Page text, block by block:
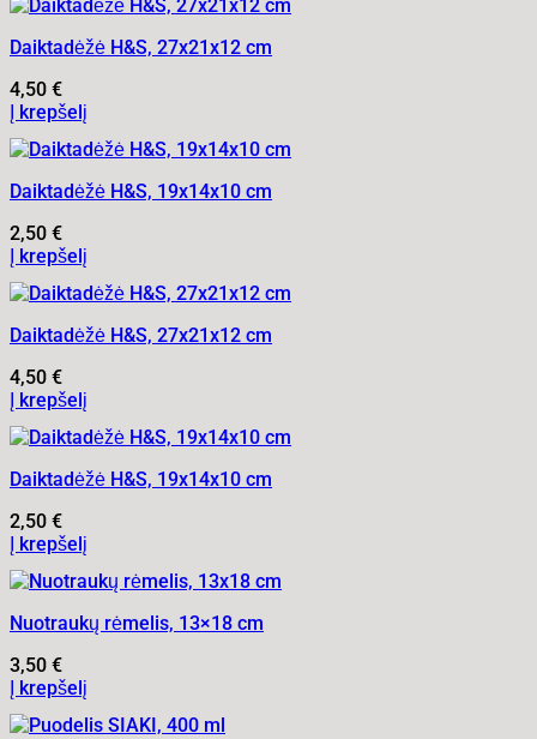
Daiktadėžė H&S, 27x21x12 cm
4,50 €
Į krepšelį
Daiktadėžė H&S, 19x14x10 cm
2,50 €
Į krepšelį
Daiktadėžė H&S, 27x21x12 cm
4,50 €
Į krepšelį
Daiktadėžė H&S, 19x14x10 cm
2,50 €
Į krepšelį
Nuotraukų rėmelis, 13×18 cm
3,50 €
Į krepšelį